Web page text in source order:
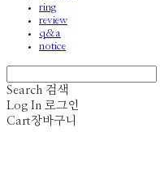
ring
review
q&a
notice
Search 검색
Log In 로그인
Cart장바구니